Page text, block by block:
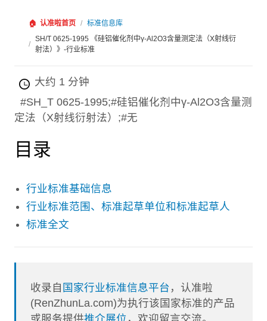
🏠 认准啦首页 / 标准信息库
/
SH/T 0625-1995 《硅铝催化剂中γ-Al2O3含量测定法（X射线衍
射法）》-行业标准
大约 1 分钟
#SH_T 0625-1995;#硅铝催化剂中γ-Al2O3含量测
定法（X射线衍射法）;#无
目录
行业标准基础信息
行业标准范围、标准起草单位和标准起草人
标准全文
收录自 国家行业标准信息平台 ，认准啦
(RenZhunLa.com)为执行该国家标准的产品
或服务提供推介展位 ，欢迎留言交流。